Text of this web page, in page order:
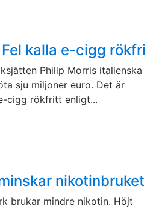
kalla e-cigg rökfri
Philip Morris italienska
sju miljoner euro. Det är
cigg rökfritt enligt...
nikotinbruket
brukar mindre nikotin. Höjt